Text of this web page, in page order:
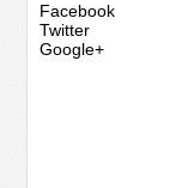
Facebook
Twitter
Google+